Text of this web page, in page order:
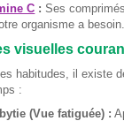
C : Ses
organisme a besoin.
visuelles
habitudes, il existe
:
(Vue fatiguée) :